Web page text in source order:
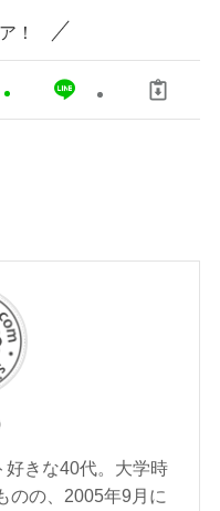
！
好きな40代。大学時
のの、2005年9月に